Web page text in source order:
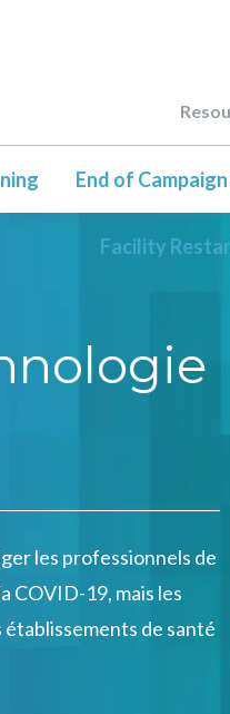
End of
Facility
les professionnels de
COVID-19, mais les
établissements de santé